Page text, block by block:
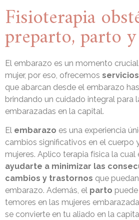
Fisioterapia
preparto, parto
El embarazo es un momento
mujer, por eso, ofrecemos
que abarcan desde el embarazo
brindando un cuidado integral para
embarazadas en la capital.
El embarazo es una experiencia
cambios significativos en el cuerpo
mujeres. Aplico terapia física la cual
ayudarte a minimizar las
cambios y trastornos que
embarazo. Además, el parto
temores en las mujeres
se convierte en tu aliado en la